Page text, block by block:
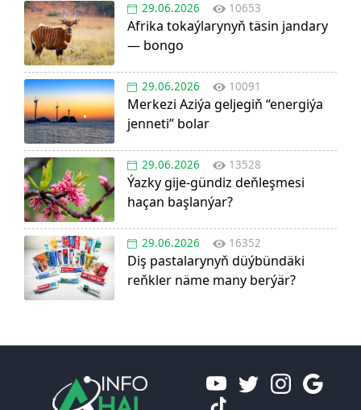
29.06.2026 10653
Afrika tokaýlarynyň täsin jandary
— bongo
29.06.2026 10091
Merkezi Aziýa geljegiň “energiýa
jenneti” bolar
29.06.2026 13528
Ýazky gije-gündiz deňleşmesi
haçan başlanýar?
29.06.2026 16352
Diş pastalarynyň düýbündäki
reňkler näme many berýär?